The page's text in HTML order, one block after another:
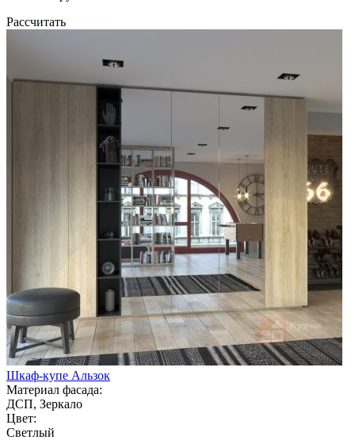
Рассчитать
Шкаф-купе Альзок
Материал фасада:
ДСП, Зеркало
Цвет:
Светлый